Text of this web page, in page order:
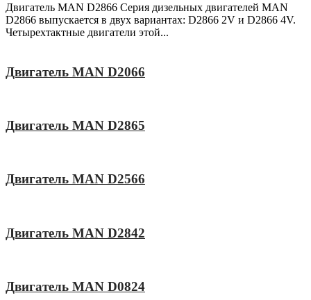
Двигатель MAN D2866 Серия дизельных двигателей MAN
D2866 выпускается в двух вариантах: D2866 2V и D2866 4V.
Четырехтактные двигатели этой...
Двигатель MAN D2066
Двигатель MAN D2865
Двигатель MAN D2566
Двигатель MAN D2842
Двигатель MAN D0824